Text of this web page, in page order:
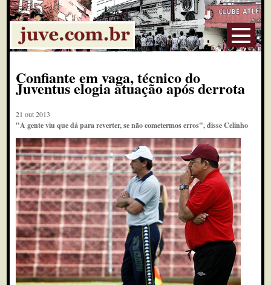
Confiante em vaga, técnico do
Juventus elogia atuação após derrota
21 out 2013
"A gente viu que dá para reverter, se não cometermos erros", disse Celinho